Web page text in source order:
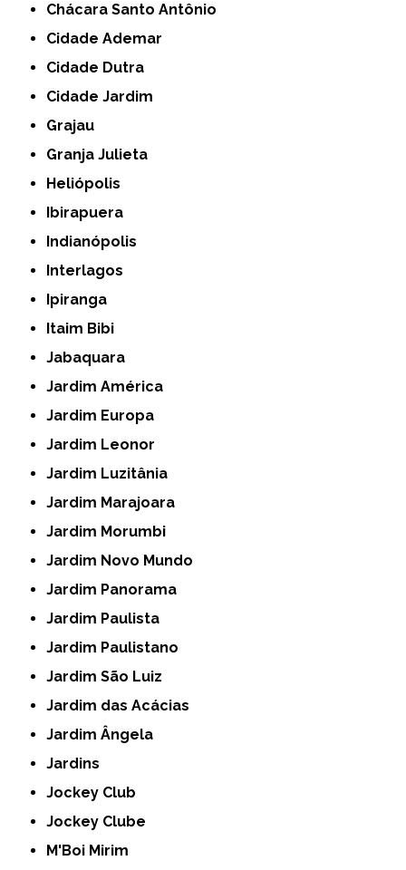
Chácara Santo Antônio
Cidade Ademar
Cidade Dutra
Cidade Jardim
Grajau
Granja Julieta
Heliópolis
Ibirapuera
Indianópolis
Interlagos
Ipiranga
Itaim Bibi
Jabaquara
Jardim América
Jardim Europa
Jardim Leonor
Jardim Luzitânia
Jardim Marajoara
Jardim Morumbi
Jardim Novo Mundo
Jardim Panorama
Jardim Paulista
Jardim Paulistano
Jardim São Luiz
Jardim das Acácias
Jardim Ângela
Jardins
Jockey Club
Jockey Clube
M'Boi Mirim